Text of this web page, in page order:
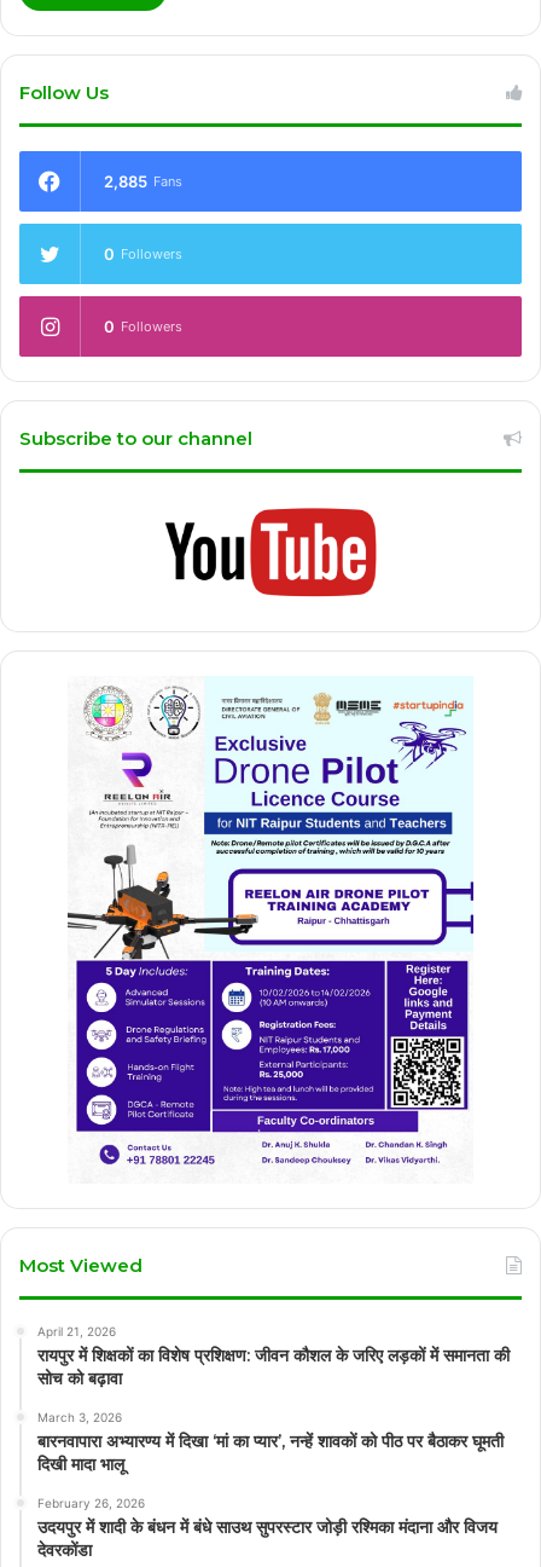
Follow Us
2,885 Fans
0 Followers
0 Followers
Subscribe to our channel
Most Viewed
April 21, 2026
रायपुर में शिक्षकों का विशेष प्रशिक्षण: जीवन कौशल के जरिए लड़कों में समानता की
सोच को बढ़ावा
March 3, 2026
बारनवापारा अभ्यारण्य में दिखा ‘मां का प्यार’, नन्हें शावकों को पीठ पर बैठाकर घूमती
दिखी मादा भालू
February 26, 2026
उदयपुर में शादी के बंधन में बंधे साउथ सुपरस्टार जोड़ी रश्मिका मंदाना और विजय
देवरकोंडा